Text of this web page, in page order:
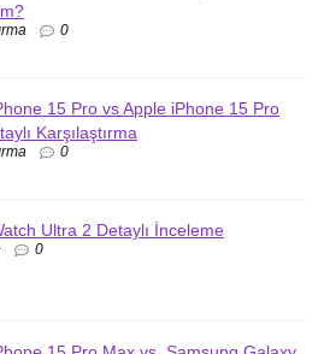
0
15 Pro vs Apple iPhone 15 Pro
Karşılaştırma
0
Ultra 2 Detaylı İnceleme
0